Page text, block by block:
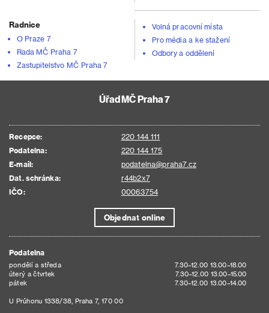
Radnice
O Praze 7
Rada MČ Praha 7
Zastupitelstvo MČ Praha 7
Volná pracovní místa
Pro média a ke stažení
Odbory a oddělení
Úřad MČ Praha 7
Recepce:
220 144 111
Podatelna:
220 144 175
E-mail:
podatelna@praha7.cz
Dat. schránka:
r44b2x7
IČO:
00063754
Objednat online
Podatelna
pondělí a středa
7.30–12.00 13.00–18.00
úterý a čtvrtek
7.30–12.00 13.00–15.00
pátek
7.30–12.00 13.00–14.00
U Průhonu 1338/38, Praha 7, 170 00